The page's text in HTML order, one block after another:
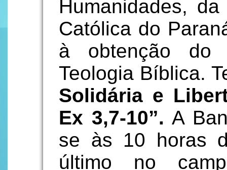
Humanidades,
Católica do
à obtenção do
Teologia Bíblica.
Solidária e
Ex 3,7-10”. A
se às 10 horas
último no